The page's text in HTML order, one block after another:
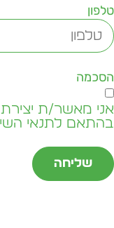
מאשר/ת יצירת
לתנאי
שליחה